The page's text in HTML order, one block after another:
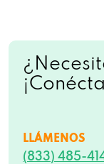
LLÁMENOS
(833) 485-